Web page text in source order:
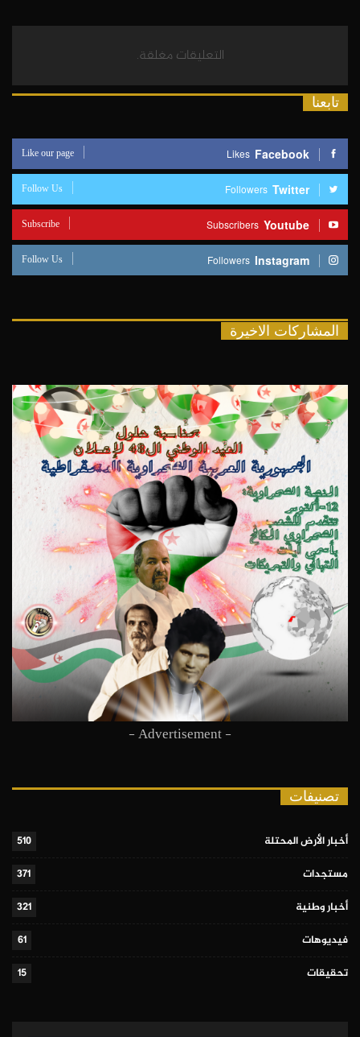
التعليقات مغلقة.
تابعنا
Facebook
Likes
Like our page
Twitter
Followers
Follow Us
Youtube
Subscribers
Subscribe
Instagram
Followers
Follow Us
المشاركات الاخيرة
- Advertisement -
تصنيفات
أخبار الأرض المحتلة
510
مستجدات
371
أخبار وطنية
321
فيديوهات
61
تحقيقات
15